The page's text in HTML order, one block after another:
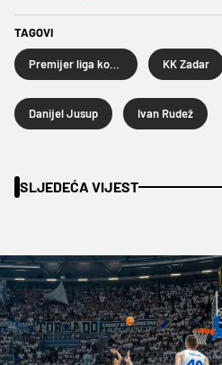
TAGOVI
KK Zadar
Danijel Jusup Ivan Rudež
SLJEDEĆA VIJEST